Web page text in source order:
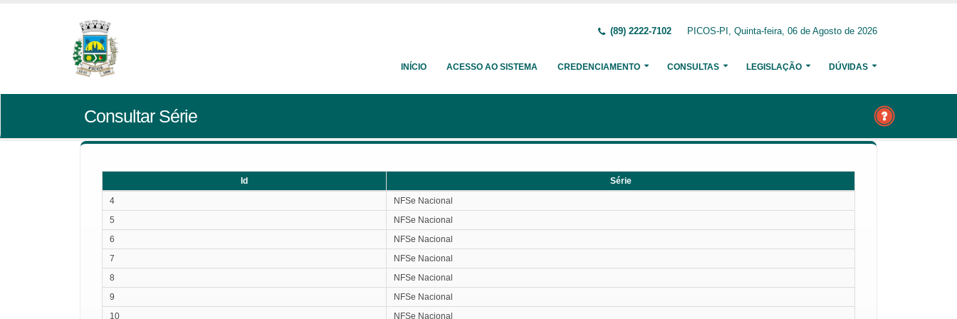
(89) 2222-7102 PICOS-PI, Quinta-feira, 06 de Agosto de 2026
INÍCIO ACESSO AO SISTEMA CREDENCIAMENTO CONSULTAS LEGISLAÇÃO DÚVIDAS
Consultar Série
Id
Série
4
NFSe Nacional
5
NFSe Nacional
6
NFSe Nacional
7
NFSe Nacional
8
NFSe Nacional
9
NFSe Nacional
10
NFSe Nacional